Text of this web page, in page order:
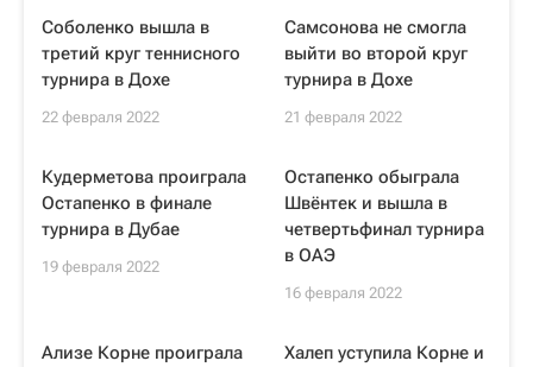
Соболенко вышла в
третий круг теннисного
турнира в Дохе
22 февраля 2022
Самсонова не смогла
выйти во второй круг
турнира в Дохе
21 февраля 2022
Кудерметова проиграла
Остапенко в финале
турнира в Дубае
19 февраля 2022
Остапенко обыграла
Швёнтек и вышла в
четвертьфинал турнира
в ОАЭ
16 февраля 2022
Ализе Корне проиграла
Халеп уступила Корне и